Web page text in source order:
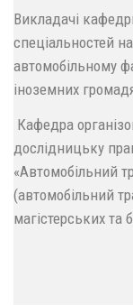
Викладачі
спеціальностей
автомобільному
іноземних
Кафедра
дослідницьку
«Автомобільний
(автомобільний
магістерських та